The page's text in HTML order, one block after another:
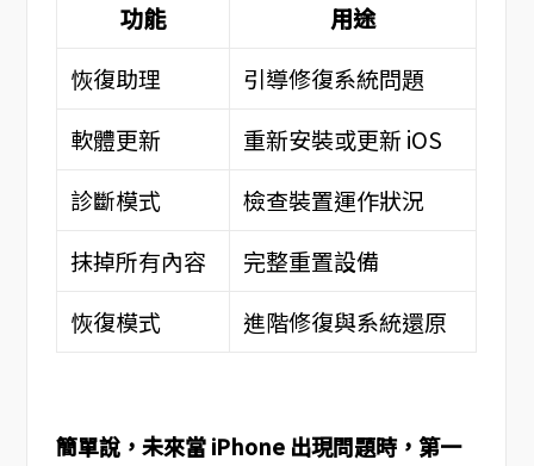
功能
用途
恢復助理
引導修復系統問題
軟體更新
重新安裝或更新 iOS
診斷模式
檢查裝置運作狀況
抹掉所有內容
完整重置設備
恢復模式
進階修復與系統還原
簡單說，未來當 iPhone 出現問題時，第一